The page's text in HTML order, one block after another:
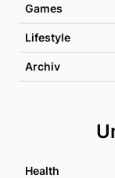
Games
Lifestyle
Archiv
Health